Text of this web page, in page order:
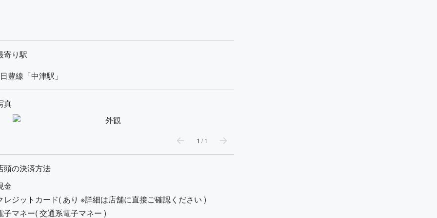
寄り駅
豊線「中津駅」
真
1 /1
頭の決済方法
金
レジットカード( あり ※詳細は店舗に直接ご確認ください )
子マネー(交通系電子マネー )